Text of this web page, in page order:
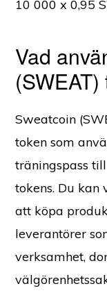
10 000 x 0,95
Vad
(SWEAT)
Sweatcoin
token som
träningspass
tokens. Du kan
att köpa
leverantörer
verksamhet,